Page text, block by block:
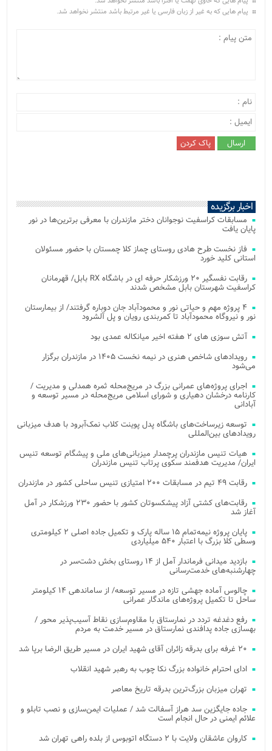
پیام هایی که به غیر از زبان فارسی یا غیر مرتبط باشد منتشر نخواهد شد.
اخبار برگزیده
مسابقات کراسفیت نوجوانان دختر مازندران با معرفی برترین‌ها در نور
پایان یافت
فاز نخست طرح هادی روستای چماز کلا چمستان با حضور مسئولان
استانی کلید خورد
رقابت نفسگیر ۲۰ ورزشکار حرفه ای در باشگاه RX بابل/ قهرمانان
کراسفیت شهرستان بابل مشخص شدند
۴ پروژه مهم و حیاتی نور و محمودآباد جان دوباره گرفتند/ از بیمارستان
نور و نیروگاه محمودآباد تا کمربندی رویان و پل آلشرود
آتش‌ سوزی‌ های ۲ هفته اخیر میانکاله عمدی بود
رویدادهای شاخص هنری در نیمه نخست ۱۴۰۵ در مازندران برگزار
می‌شود
اجرای پروژه‌های عمرانی بزرگ در مریج‌محله ثمره همدلی و مدیریت /
کارنامه درخشان دهیاری و شورای اسلامی مریج‌محله در مسیر توسعه و
آبادانی
توسعه زیرساخت‌های باشگاه پدل پوینت کلاب نمک‌آبرود با هدف میزبانی
رویدادهای بین‌المللی
هیات تنیس مازندران پرچمدار میزبانی‌های ملی و پیشگام توسعه تنیس
ایران/ مدیریت هدفمند سکوی پرتاب تنیس مازندران
رقابت ۴۹ تیم در مسابقات ۲۰۰ امتیازی تنیس ساحلی کشور در مازندران
رقابت‌های کشتی آزاد پیشکسوتان کشور با حضور ۲۳۰ ورزشکار در آمل
آغاز شد
پایان پروژه نیمه‌تمام ۱۵ ساله پارک و تکمیل جاده اصلی ۲ کیلومتری
وسطی کلا بزرگ با اعتبار ۵۴۰ میلیاردی
بازدید میدانی فرماندار آمل از ۱۴ روستای بخش دشت‌سر در
چهارشنبه‌های خدمت‌رسانی
چالوس آماده جهشی تازه در مسیر توسعه/ از ساماندهی ۱۴ کیلومتر
ساحل تا تکمیل پروژه‌های ماندگار عمرانی
رفع دغدغه تردد در نمارستاق با مقاوم‌سازی نقاط آسیب‌پذیر محور /
بهسازی جاده پدافندی نمارستاق در مسیر خدمت به مردم
۲۰ غرفه برای بدرقه زائران آقای شهید ایران در مسیر طریق الرضا برپا شد
ادای احترام خانواده بزرگ نکا چوب به رهبر شهید انقلاب
تهران میزبان بزرگ‌ترین بدرقه تاریخ معاصر
جاده جایگزین سد هراز آسفالت شد / عملیات ایمن‌سازی و نصب تابلو و
علائم ایمنی در حال انجام است
کاروان عاشقان ولایت با ۲ دستگاه اتوبوس از بلده راهی تهران شد